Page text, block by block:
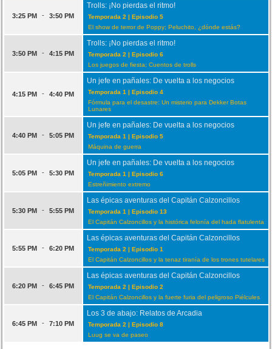
3:25 PM - 3:50 PM
Trolls: ¡No pierdas el ritmo!
Temporada 2 | Episodio 5
El show de terror de Poppy; Peluchito, ¿dónde estás?
3:50 PM - 4:15 PM
Trolls: ¡No pierdas el ritmo!
Temporada 2 | Episodio 6
Los juegos de fiesta; Cuentos de trolls
4:15 PM - 4:40 PM
Un jefe en pañales: De vuelta a los negocios
Temporada 1 | Episodio 4
Fórmula para el desastre: Un misterio para Dekker Botas
Lunares
4:40 PM - 5:05 PM
Un jefe en pañales: De vuelta a los negocios
Temporada 1 | Episodio 5
Máquina de guerra
5:05 PM - 5:30 PM
Un jefe en pañales: De vuelta a los negocios
Temporada 1 | Episodio 6
Estreñimiento extremo
5:30 PM - 5:55 PM
Las épicas aventuras del Capitán Calzoncillos
Temporada 1 | Episodio 13
El Capitán Calzoncillos y la histórica felonía del hada flatulenta
5:55 PM - 6:20 PM
Las épicas aventuras del Capitán Calzoncillos
Temporada 2 | Episodio 1
El Capitán Calzoncillos y la tenaz tiranía de los trones tutelares
6:20 PM - 6:45 PM
Las épicas aventuras del Capitán Calzoncillos
Temporada 2 | Episodio 2
El Capitán Calzoncillos y la fuerte furia del peligroso Piélcules
6:45 PM - 7:10 PM
Los 3 de abajo: Relatos de Arcadia
Temporada 2 | Episodio 8
Luug se va de paseo